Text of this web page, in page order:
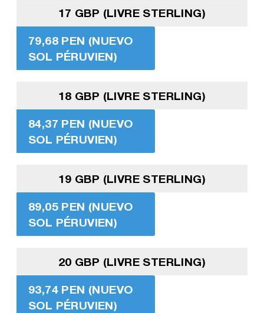
17 GBP (LIVRE STERLING)
79,68 PEN (NUEVO
SOL PÉRUVIEN)
18 GBP (LIVRE STERLING)
84,37 PEN (NUEVO
SOL PÉRUVIEN)
19 GBP (LIVRE STERLING)
89,05 PEN (NUEVO
SOL PÉRUVIEN)
20 GBP (LIVRE STERLING)
93,74 PEN (NUEVO
SOL PÉRUVIEN)